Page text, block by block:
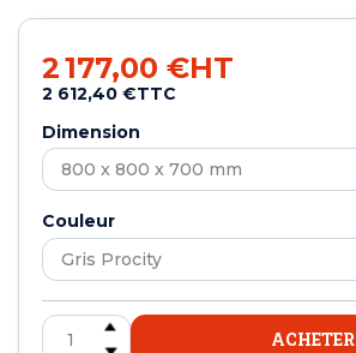
2 177,00 €HT
2 612,40 €TTC
Dimension
Couleur
ACHETER